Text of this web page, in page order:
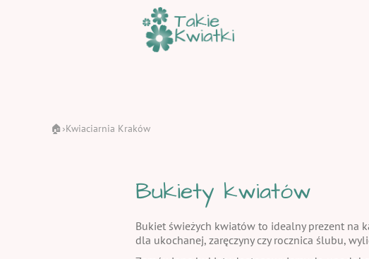
🏠 ›Kwiaciarnia Kraków
Bukiety kwiatów
Bukiet świeżych kwiatów to idealny prezent na
dla ukochanej, zaręczyny czy rocznica ślubu,